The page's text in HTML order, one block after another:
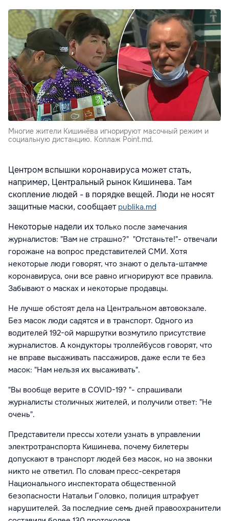
Многие жители Кишинёва игнорируют масочный режим и
социальную дистанцию. Коллаж Point.md.
Центром вспышки коронавируса может стать,
например, Центральный рынок Кишинева. Там
скопление людей - в порядке вещей. Люди не носят
защитные маски, сообщает publika.md
Некоторые надели их только после замечания
журналистов: "Вам не страшно?" "Отстаньте!"- отвечали
горожане на вопрос представителей СМИ. Хотя
некоторые люди говорят, что знают о дельта-штамме
коронавируса, они все равно игнорируют все правила.
Забывают о масках и некоторые продавцы.
Не лучше обстоят дела на Центральном автовокзале.
Без масок люди садятся и в транспорт. Одного из
водителей 192-ой маршрутки возмутило присутствие
журналистов. А кондукторы троллейбусов говорят, что
не вправе высаживать пассажиров, даже если те без
масок: "Нам нельзя их высаживать".
"Вы вообще верите в COVID-19? "- спрашивали
журналисты столичных жителей, и получили ответ: "Не
очень".
Представители прессы хотели узнать в управлении
электротранспорта Кишинева, почему билетеры
допускают в транспорт людей без масок, но на звонки
никто не ответил. По словам пресс-секретаря
Национального инспектората общественной
безопасности Натальи Головко, полиция штрафует
нарушителей. За последние семь дней правоохранители